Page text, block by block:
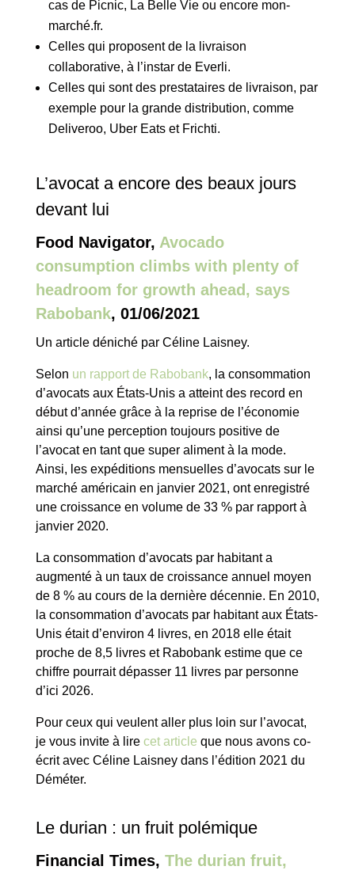
cas de Picnic, La Belle Vie ou encore mon-
marché.fr.
Celles qui proposent de la livraison
collaborative, à l’instar de Everli.
Celles qui sont des prestataires de livraison, par
exemple pour la grande distribution, comme
Deliveroo, Uber Eats et Frichti.
L’avocat a encore des beaux jours
devant lui
Food Navigator, Avocado
consumption climbs with plenty of
headroom for growth ahead, says
Rabobank, 01/06/2021
Un article déniché par Céline Laisney.
Selon un rapport de Rabobank, la consommation
d’avocats aux États-Unis a atteint des record en
début d’année grâce à la reprise de l’économie
ainsi qu’une perception toujours positive de
l’avocat en tant que super aliment à la mode.
Ainsi, les expéditions mensuelles d’avocats sur le
marché américain en janvier 2021, ont enregistré
une croissance en volume de 33 % par rapport à
janvier 2020.
La consommation d’avocats par habitant a
augmenté à un taux de croissance annuel moyen
de 8 % au cours de la dernière décennie. En 2010,
la consommation d’avocats par habitant aux États-
Unis était d’environ 4 livres, en 2018 elle était
proche de 8,5 livres et Rabobank estime que ce
chiffre pourrait dépasser 11 livres par personne
d’ici 2026.
Pour ceux qui veulent aller plus loin sur l’avocat,
je vous invite à lire cet article que nous avons co-
écrit avec Céline Laisney dans l’édition 2021 du
Déméter.
Le durian : un fruit polémique
Financial Times, The durian fruit,